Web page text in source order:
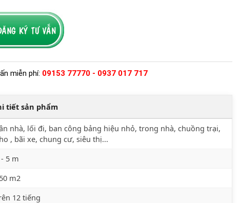
miễn phí: 09153 77770 - 0937 017 717
tiết sản phẩm
nhà, lối đi, ban công bảng hiệu nhỏ, trong nhà, chuồng trại,
, bãi xe, chung cư, siêu thị...
5 m
m2
12 tiếng